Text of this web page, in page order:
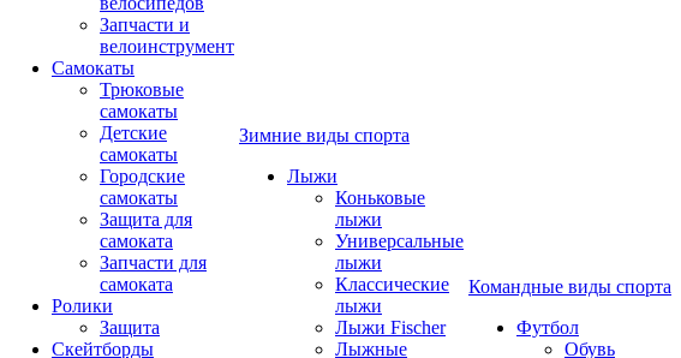
Запчасти и
велоинструмент
Самокаты
Трюковые
самокаты
Детские
самокаты
Городские
самокаты
Защита для
самоката
Запчасти для
самоката
Ролики
Защита
Скейтборды
Зимние виды спорта
Лыжи
Коньковые
лыжи
Универсальные
лыжи
Классические
лыжи
Лыжи Fischer
Лыжные
Командные виды спорта
Футбол
Обувь